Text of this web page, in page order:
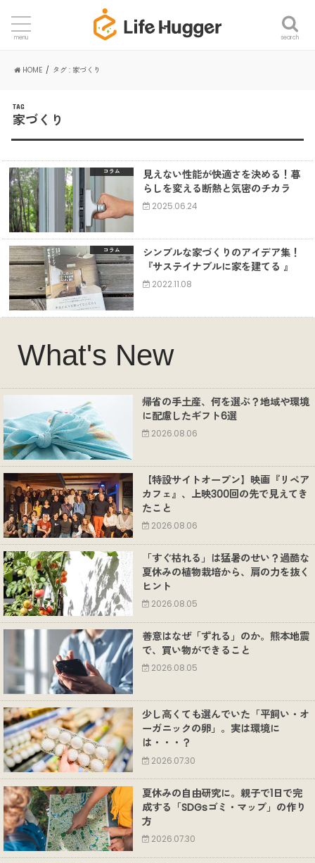
search
menu
HOME タグ : 家づくり
TAG
家づくり
コラム
見えない性能が快適さを決める！暮
らしを変える断熱と気密のチカラ
2025.06.24
コラム
シンプルな家づくりのアイデア集！
『サステイナブルに家を建てる 』
2022.11.08
What's New
帰省の手土産、何を選ぶ？地域や環境
に配慮したギフト6選
2026.08.06
【特設サイトオープン】映画『リペア
カフェ』、上映300回の先で見えてき
たこと
2026.08.06
「すぐ枯れる」は猛暑のせい？過酷な
夏休みの植物栽培から、肩の力を抜く
ヒント
2026.08.05
善意はなぜ「ずれる」のか。熊本地震
で、買い物ができること
2026.08.05
少し高くても選んでいた「平飼い・オ
ーガニックの卵」。実は環境に
は・・・？
2026.07.30
夏休みの自由研究に。親子で1日で完
成する「SDGsゴミ・マップ」の作り
方
2026.07.30